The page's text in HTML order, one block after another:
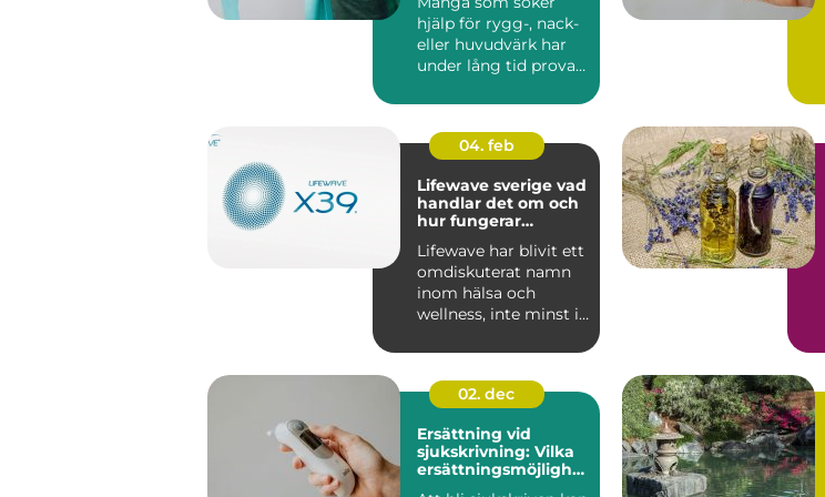
hjälp för rygg-, nack-
eller huvudvärk har
under lång tid provat
04. feb
Lifewave sverige vad
handlar det om och
hur fungerar
Lifewave har blivit ett
omdiskuterat namn
inom hälsa och
wellness, inte minst i
02. dec
Ersättning vid
sjukskrivning: Vilka
ersättningsmöjlighet